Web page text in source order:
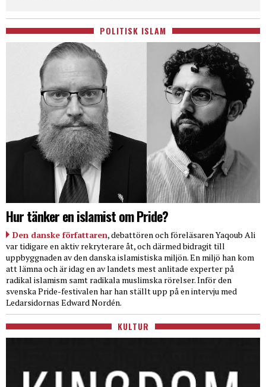
POLITISK ISLAM
Hur tänker en islamist om Pride?
Den danske författaren, debattören och föreläsaren Yaqoub Ali
var tidigare en aktiv rekryterare åt, och därmed bidragit till
uppbyggnaden av den danska islamistiska miljön. En miljö han kom
att lämna och är idag en av landets mest anlitade experter på
radikal islamism samt radikala muslimska rörelser. Inför den
svenska Pride-festivalen har han ställt upp på en intervju med
Ledarsidornas Edward Nordén.
KULTUR